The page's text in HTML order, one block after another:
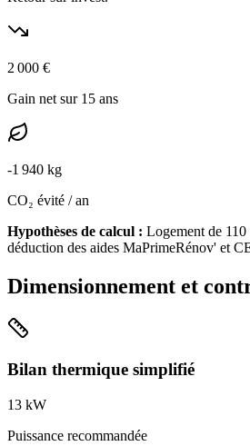
2 000 €
Gain net sur 15 ans
-1 940 kg
CO₂ évité / an
Hypothèses de calcul : Logement de 110
déduction des aides MaPrimeRénov' et
Dimensionnement et
Bilan thermique simplifié
13 kW
Puissance recommandée